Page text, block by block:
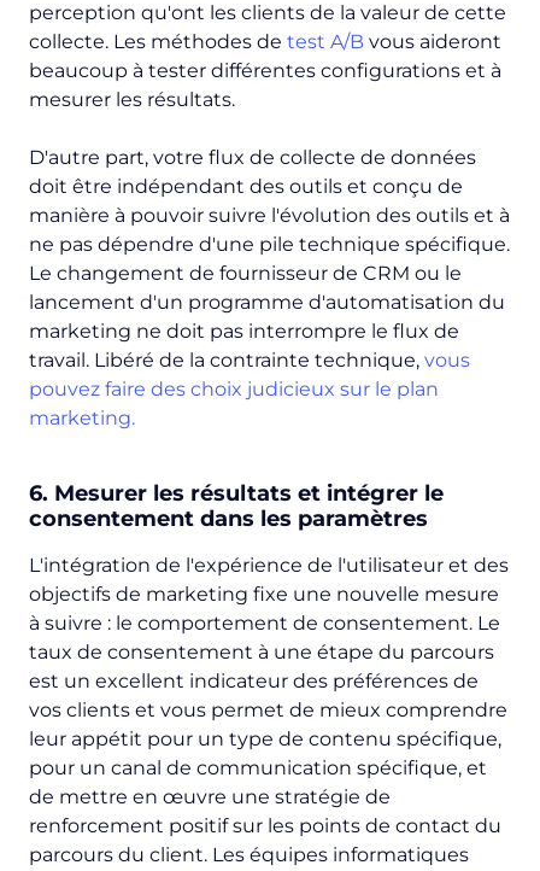
perception qu'ont les clients de la valeur de cette
collecte. Les méthodes de test A/B vous aideront
beaucoup à tester différentes configurations et à
mesurer les résultats.
D'autre part, votre flux de collecte de données
doit être indépendant des outils et conçu de
manière à pouvoir suivre l'évolution des outils et à
ne pas dépendre d'une pile technique spécifique.
Le changement de fournisseur de CRM ou le
lancement d'un programme d'automatisation du
marketing ne doit pas interrompre le flux de
travail. Libéré de la contrainte technique, vous
pouvez faire des choix judicieux sur le plan
marketing.
6. Mesurer les résultats et intégrer le
consentement dans les paramètres
L'intégration de l'expérience de l'utilisateur et des
objectifs de marketing fixe une nouvelle mesure
à suivre : le comportement de consentement. Le
taux de consentement à une étape du parcours
est un excellent indicateur des préférences de
vos clients et vous permet de mieux comprendre
leur appétit pour un type de contenu spécifique,
pour un canal de communication spécifique, et
de mettre en œuvre une stratégie de
renforcement positif sur les points de contact du
parcours du client. Les équipes informatiques